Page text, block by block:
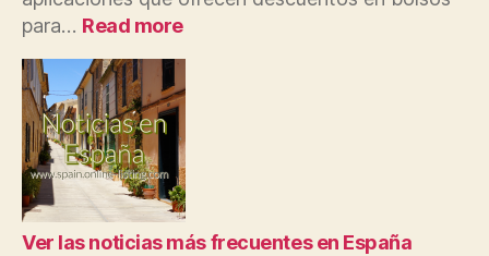
para… Read more:
españolas
España
pueden
encontrar
listados
de
Ver las noticias más frecuentes en España